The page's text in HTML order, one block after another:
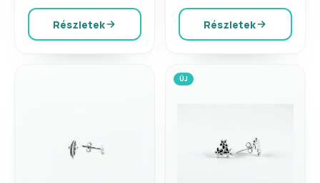
Részletek Részletek
ÚJ